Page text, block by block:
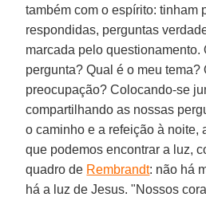
também com o espírito: tinham
respondidas, perguntas
marcada pelo questionamento.
pergunta? Qual é o meu tema?
preocupação? Colocando-se
compartilhando as nossas
o caminho e a refeição à noite,
que podemos encontrar a luz,
quadro de Rembrandt: não há
há a luz de Jesus. "Nossos